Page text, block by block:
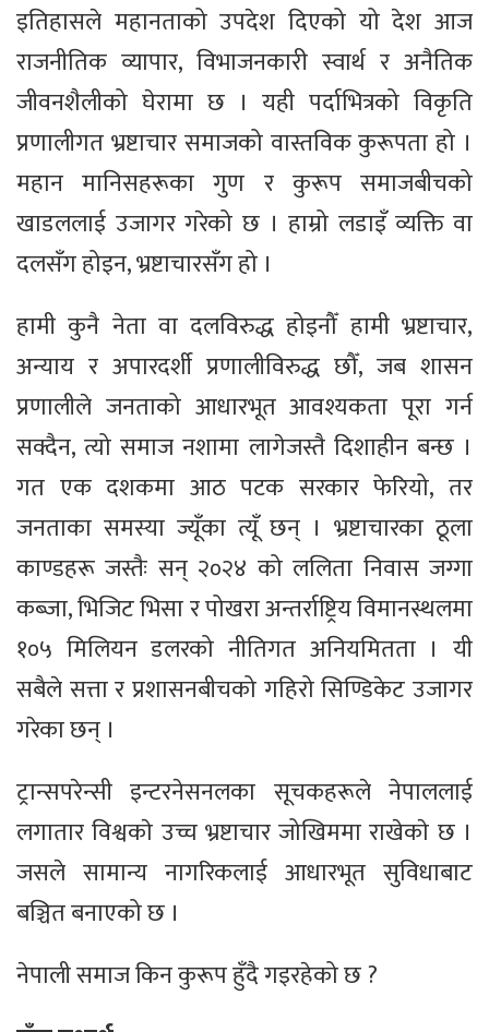
इतिहासले महानताको उपदेश दिएको यो देश आज
राजनीतिक व्यापार, विभाजनकारी स्वार्थ र अनैतिक
जीवनशैलीको घेरामा छ । यही पर्दाभित्रको विकृति
प्रणालीगत भ्रष्टाचार समाजको वास्तविक कुरूपता हो ।
महान मानिसहरूका गुण र कुरूप समाजबीचको
खाडललाई उजागर गरेको छ । हाम्रो लडाइँ व्यक्ति वा
दलसँग होइन, भ्रष्टाचारसँग हो ।
हामी कुनै नेता वा दलविरुद्ध होइनौँ हामी भ्रष्टाचार,
अन्याय र अपारदर्शी प्रणालीविरुद्ध छौँ, जब शासन
प्रणालीले जनताको आधारभूत आवश्यकता पूरा गर्न
सक्दैन, त्यो समाज नशामा लागेजस्तै दिशाहीन बन्छ ।
गत एक दशकमा आठ पटक सरकार फेरियो, तर
जनताका समस्या ज्यूँका त्यूँ छन् । भ्रष्टाचारका ठूला
काण्डहरू जस्तैः सन् २०२४ को ललिता निवास जग्गा
कब्जा, भिजिट भिसा र पोखरा अन्तर्राष्ट्रिय विमानस्थलमा
१०५ मिलियन डलरको नीतिगत अनियमितता । यी
सबैले सत्ता र प्रशासनबीचको गहिरो सिण्डिकेट उजागर
गरेका छन् ।
ट्रान्सपरेन्सी इन्टरनेसनलका सूचकहरूले नेपाललाई
लगातार विश्वकाे उच्च भ्रष्टाचार जोखिममा राखेकाे छ ।
जसले सामान्य नागरिकलाई आधारभूत सुविधाबाट
बञ्चित बनाएको छ ।
नेपाली समाज किन कुरूप हुँदै गइरहेको छ ?